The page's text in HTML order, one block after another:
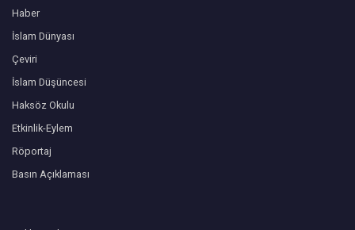
Haber
İslam Dünyası
Çeviri
İslam Düşüncesi
Haksöz Okulu
Etkinlik-Eylem
Röportaj
Basın Açıklaması